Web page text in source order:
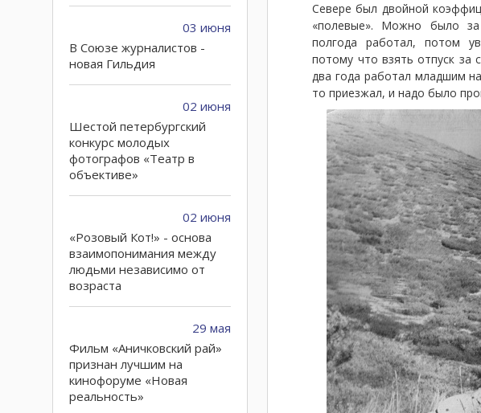
03 июня
В Союзе журналистов -
новая Гильдия
02 июня
Шестой петербургский
конкурс молодых
фотографов «Театр в
объективе»
02 июня
«Розовый Кот!» - основа
взаимопонимания между
людьми независимо от
возраста
29 мая
Фильм «Аничковский рай»
признан лучшим на
кинофоруме «Новая
реальность»
Севере был двойной
«полевые». Можно было
полгода работал, потом
потому что взять отпуск
два года работал младшим
то приезжал, и надо было